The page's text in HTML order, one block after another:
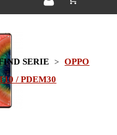
SERIE
OPPO
/ PDEM30